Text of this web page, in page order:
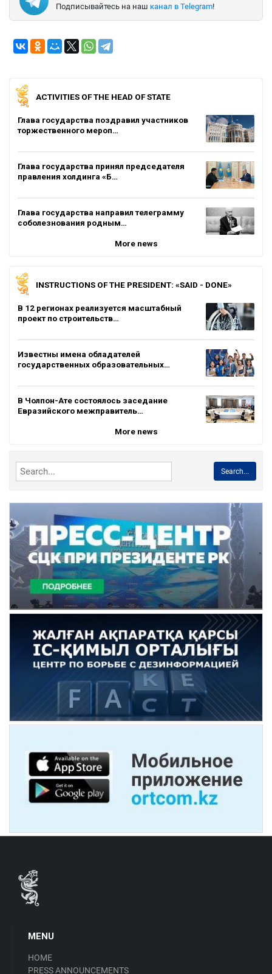
Подписывайтесь на наш канал в Telegram!
ACTIVITIES OF THE HEAD OF STATE
Глава государства поздравил участников
торжественного мероп…
Глава государства принял председателя
правления холдинга «Б…
Глава государства направил телеграмму
соболезнования родным…
More news
INSTRUCTIONS OF THE PRESIDENT: «SAID - DONE»
В 12 регионах реализуется масштабный
проект по строительств…
Известны имена обладателей
государственных образовательных…
В Чолпон-Ате состоялось заседание
Евразийского межправитель…
More news
Search...
MENU
HOME
PRESS ANNOUNCEMENTS